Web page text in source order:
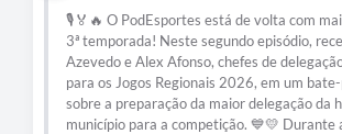
🎙️🏅🔥 O PodEsportes está de volta com
3ª temporada! Neste segundo episódio,
Azevedo e Alex Afonso, chefes de
para os Jogos Regionais 2026, em um
sobre a preparação da maior delegação da
município para a competição. 💙💛 Durante